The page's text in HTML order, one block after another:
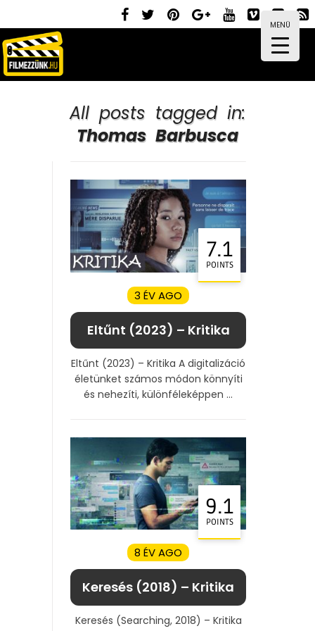
MENÜ
All posts tagged in:
Thomas Barbusca
7.1
POINTS
3 ÉV AGO
Eltűnt (2023) – Kritika
Eltűnt (2023) – Kritika A digitalizáció
életünket számos módon könnyíti
és nehezíti, különféleképpen ...
9.1
POINTS
8 ÉV AGO
Keresés (2018) – Kritika
Keresés (Searching, 2018) – Kritika